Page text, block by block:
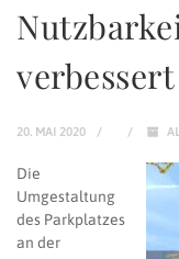
verbessert
20. MAI 2020
Die
Umgestaltung
des Parkplatzes
an der